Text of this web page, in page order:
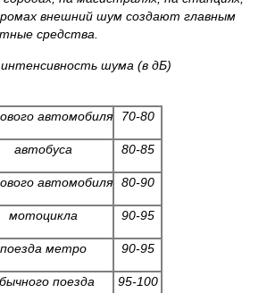
внешний шум создают главным
средства.
шума (в дБ)
автомобиля 70-80
автобуса 80-85
автомобиля 80-90
мотоцикла 90-95
поезда метро 90-95
поезда 95-100